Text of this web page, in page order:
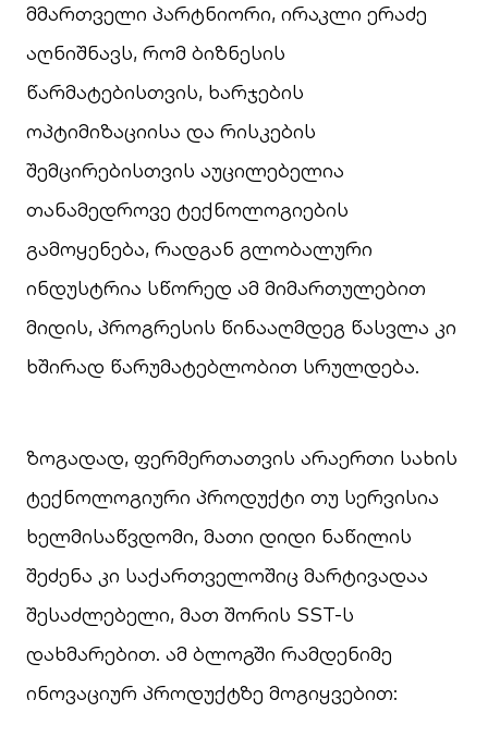
მმართველი პარტნიორი, ირაკლი ერაძე
აღნიშნავს, რომ ბიზნესის
წარმატებისთვის, ხარჯების
ოპტიმიზაციისა და რისკების
შემცირებისთვის აუცილებელია
თანამედროვე ტექნოლოგიების
გამოყენება, რადგან გლობალური
ინდუსტრია სწორედ ამ მიმართულებით
მიდის, პროგრესის წინააღმდეგ წასვლა კი
ხშირად წარუმატებლობით სრულდება.
ზოგადად, ფერმერთათვის არაერთი სახის
ტექნოლოგიური პროდუქტი თუ სერვისია
ხელმისაწვდომი, მათი დიდი ნაწილის
შეძენა კი საქართველოშიც მარტივადაა
შესაძლებელი, მათ შორის SST-ს
დახმარებით. ამ ბლოგში რამდენიმე
ინოვაციურ პროდუქტზე მოგიყვებით: